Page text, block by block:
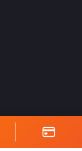
þáttur í
ýmsa